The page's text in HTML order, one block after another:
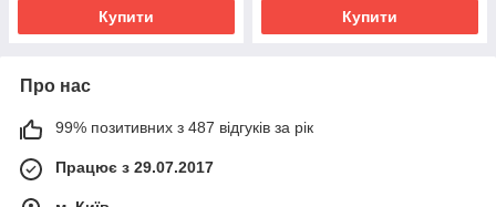
Купити Купити
Про нас
99% позитивних з 487 відгуків за рік
Працює з 29.07.2017